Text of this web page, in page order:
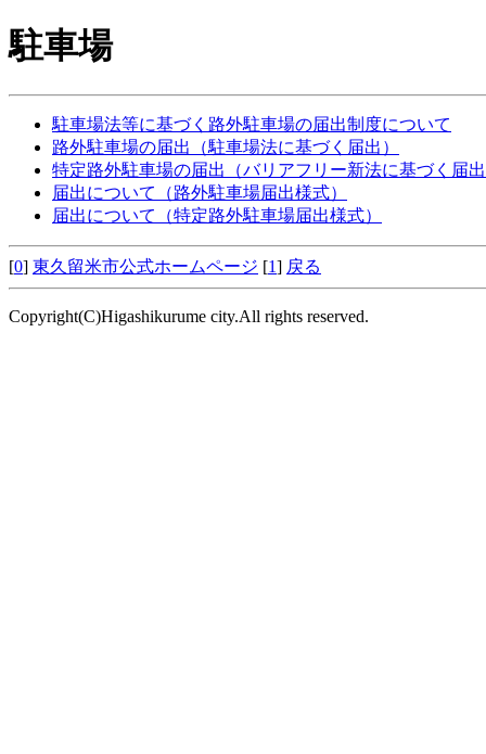
駐車場
駐車場法等に基づく路外駐車場の届出制度について
路外駐車場の届出（駐車場法に基づく届出）
特定路外駐車場の届出（バリアフリー新法に基づく届
届出について（路外駐車場届出様式）
届出について（特定路外駐車場届出様式）
[0] 東久留米市公式ホームページ [1] 戻る
Copyright(C)Higashikurume city.All rights reserved.